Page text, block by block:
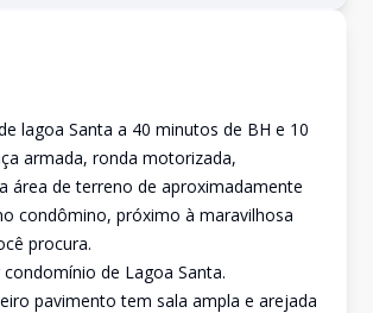
lagoa Santa a 40 minutos de BH e 10
armada, ronda motorizada,
de terreno de aproximadamente
condômino, próximo à maravilhosa
procura.
de Lagoa Santa.
pavimento tem sala ampla e arejada